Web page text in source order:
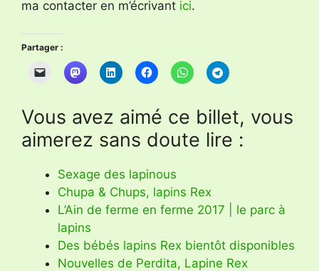
ma contacter en m’écrivant ici.
Partager :
Vous avez aimé ce billet, vous
aimerez sans doute lire :
Sexage des lapinous
Chupa & Chups, lapins Rex
L’Ain de ferme en ferme 2017 | le parc à
lapins
Des bébés lapins Rex bientôt disponibles
Nouvelles de Perdita, Lapine Rex